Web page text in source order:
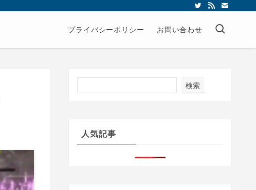
プライバシーポリシー お問い合わせ
検索
人気記事